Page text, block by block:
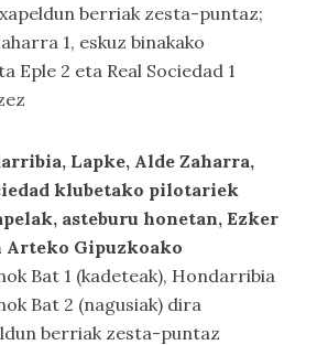
berriak zesta-puntaz;
1, eskuz binakako
Eple 2 eta Real Sociedad 1
Lapke, Alde Zaharra,
klubetako pilotariek
asteburu honetan, Ezker
Arteko Gipuzkoako
Bat 1 (kadeteak), Hondarribia
Bat 2 (nagusiak) dira
berriak zesta-puntaz